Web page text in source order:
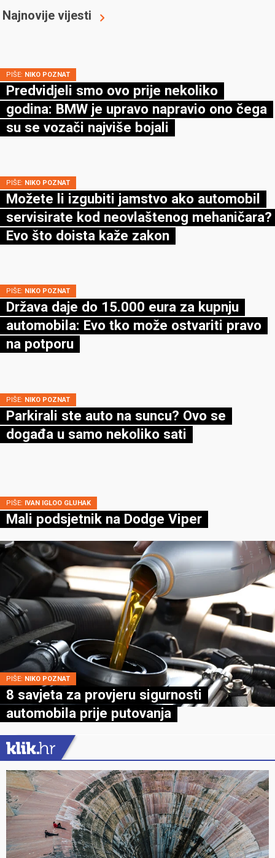
Najnovije vijesti
PIŠE: NIKO POZNAT
Predvidjeli smo ovo prije nekoliko
godina: BMW je upravo napravio ono čega
su se vozači najviše bojali
PIŠE: NIKO POZNAT
Možete li izgubiti jamstvo ako automobil
servisirate kod neovlaštenog mehaničara?
Evo što doista kaže zakon
PIŠE: NIKO POZNAT
Država daje do 15.000 eura za kupnju
automobila: Evo tko može ostvariti pravo
na potporu
PIŠE: NIKO POZNAT
Parkirali ste auto na suncu? Ovo se
događa u samo nekoliko sati
PIŠE: IVAN IGLOO GLUHAK
Mali podsjetnik na Dodge Viper
PIŠE: NIKO POZNAT
8 savjeta za provjeru sigurnosti
automobila prije putovanja